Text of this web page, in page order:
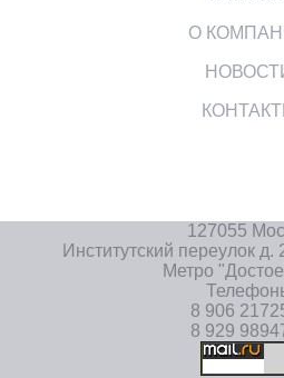
О
127055
Институтский переулок
Метро
8 906
8 929